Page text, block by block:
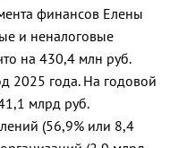
финансов Елены
и неналоговые
на 430,4 млн руб.
2025 года. На годовой
млрд руб.
(56,9% или 8,4